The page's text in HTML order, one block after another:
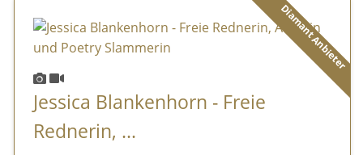
Diamant Anbieter
Jessica Blankenhorn - Freie
Rednerin, ...